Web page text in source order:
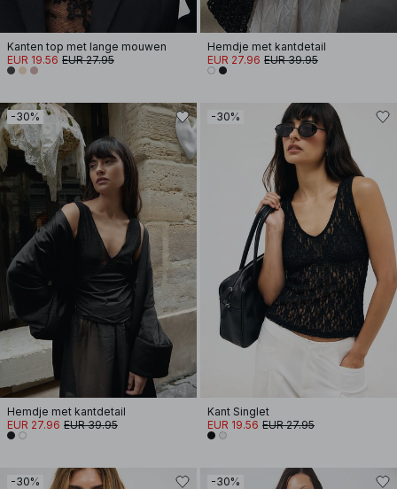
Kanten top met lange mouwen
EUR 19.56 EUR 27.95
Hemdje met kantdetail
EUR 27.96 EUR 39.95
-30%
Hemdje met kantdetail
EUR 27.96 EUR 39.95
-30%
Kant Singlet
EUR 19.56 EUR 27.95
-30% -30%